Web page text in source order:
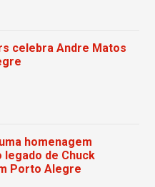
celebra Andre Matos
homenagem
legado de Chuck
Porto Alegre